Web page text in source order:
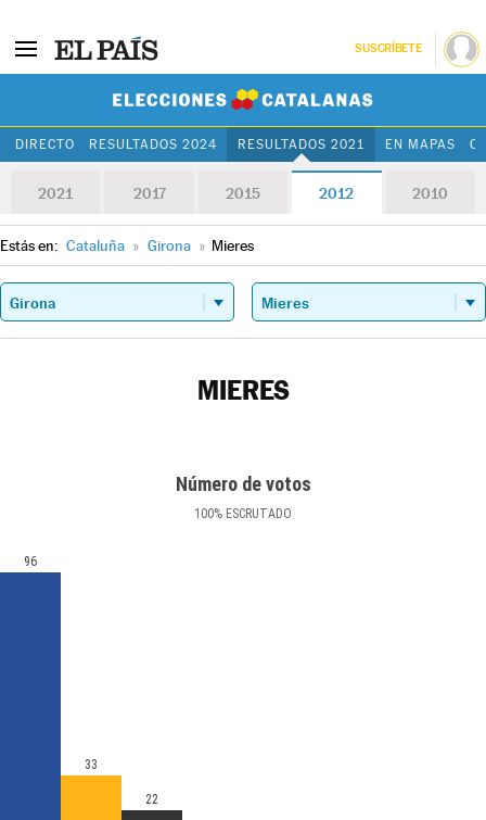
SUSCRÍBETE
DIRECTO RESULTADOS 2024 RESULTADOS 2021 EN MAPAS
2021 2017 2015 2012 2010
Estás en: Cataluña » Girona » Mieres
MIERES
Número de votos
100% ESCRUTADO
96
33
22